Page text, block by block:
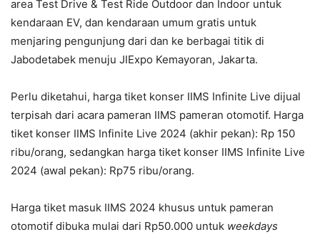
area Test Drive & Test Ride Outdoor dan Indoor untuk
kendaraan EV, dan kendaraan umum gratis untuk
menjaring pengunjung dari dan ke berbagai titik di
Jabodetabek menuju JIExpo Kemayoran, Jakarta.
Perlu diketahui, harga tiket konser IIMS Infinite Live dijual
terpisah dari acara pameran IIMS pameran otomotif. Harga
tiket konser IIMS Infinite Live 2024 (akhir pekan): Rp 150
ribu/orang, sedangkan harga tiket konser IIMS Infinite Live
2024 (awal pekan): Rp75 ribu/orang.
Harga tiket masuk IIMS 2024 khusus untuk pameran
otomotif dibuka mulai dari Rp50.000 untuk weekdays